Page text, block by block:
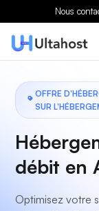
Nous
OFFRE
SUR
débit en
Optimisez votre